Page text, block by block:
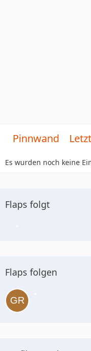
Pinnwand
Es wurden noch keine
Flaps folgt
Flaps folgen